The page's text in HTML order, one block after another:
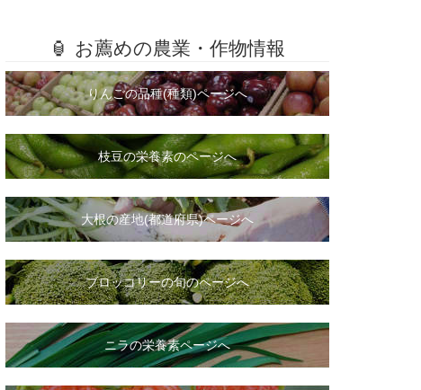
🏮 お薦めの農業・作物情報
りんごの品種(種類)ページへ
枝豆の栄養素のページへ
大根の産地(都道府県)ページへ
ブロッコリーの旬のページへ
ニラの栄養素ページへ